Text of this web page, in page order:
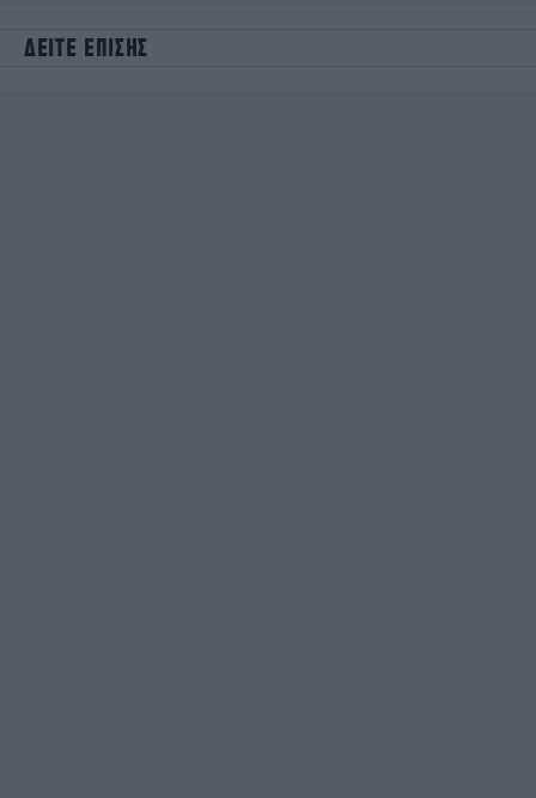
ΔΕΙΤΕ ΕΠΙΣΗΣ